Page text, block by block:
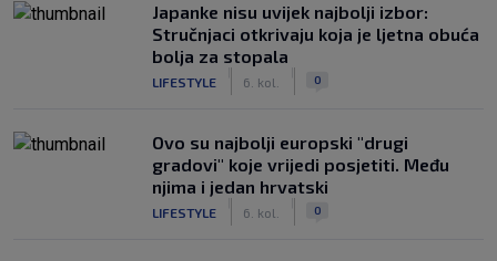
Japanke nisu uvijek najbolji izbor:
Stručnjaci otkrivaju koja je ljetna obuća
bolja za stopala
LIFESTYLE 6. kol. 0
Ovo su najbolji europski "drugi
gradovi" koje vrijedi posjetiti. Među
njima i jedan hrvatski
LIFESTYLE 6. kol. 0